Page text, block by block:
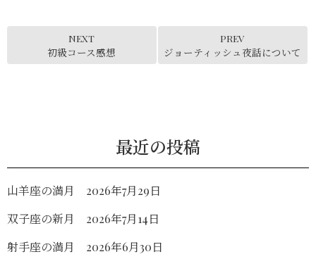
NEXT
初級コース感想
PREV
ジョーティッシュ夜話について
最近の投稿
山羊座の満月 2026年7月29日
双子座の新月 2026年7月14日
射手座の満月 2026年6月30日